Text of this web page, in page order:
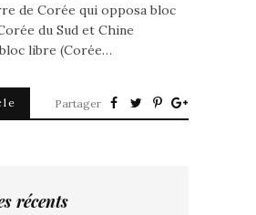
de Corée qui opposa bloc
du Sud et Chine
libre (Corée…
Partager
récents